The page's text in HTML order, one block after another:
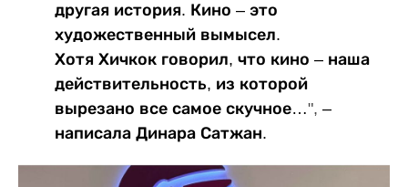
другая история. Кино – это
художественный вымысел.
Хотя Хичкок говорил, что кино – наша
действительность, из которой
вырезано все самое скучное…"‎, –
написала Динара Сатжан.